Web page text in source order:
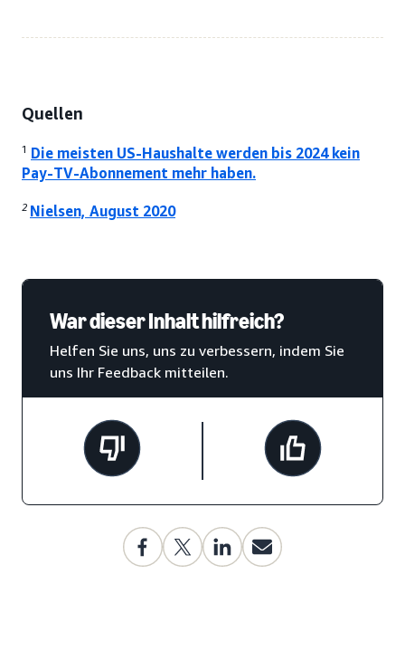
Quellen
1 Die meisten US-Haushalte werden bis 2024 kein
Pay-TV-Abonnement mehr haben.
2 Nielsen, August 2020
War dieser Inhalt hilfreich?
Helfen Sie uns, uns zu verbessern, indem Sie
uns Ihr Feedback mitteilen.